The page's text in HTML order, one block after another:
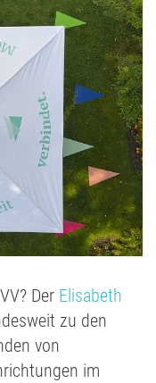
Der Elisabeth
zu den
von
im